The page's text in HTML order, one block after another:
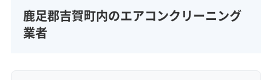
鹿足郡吉賀町内のエアコンクリーニング
業者